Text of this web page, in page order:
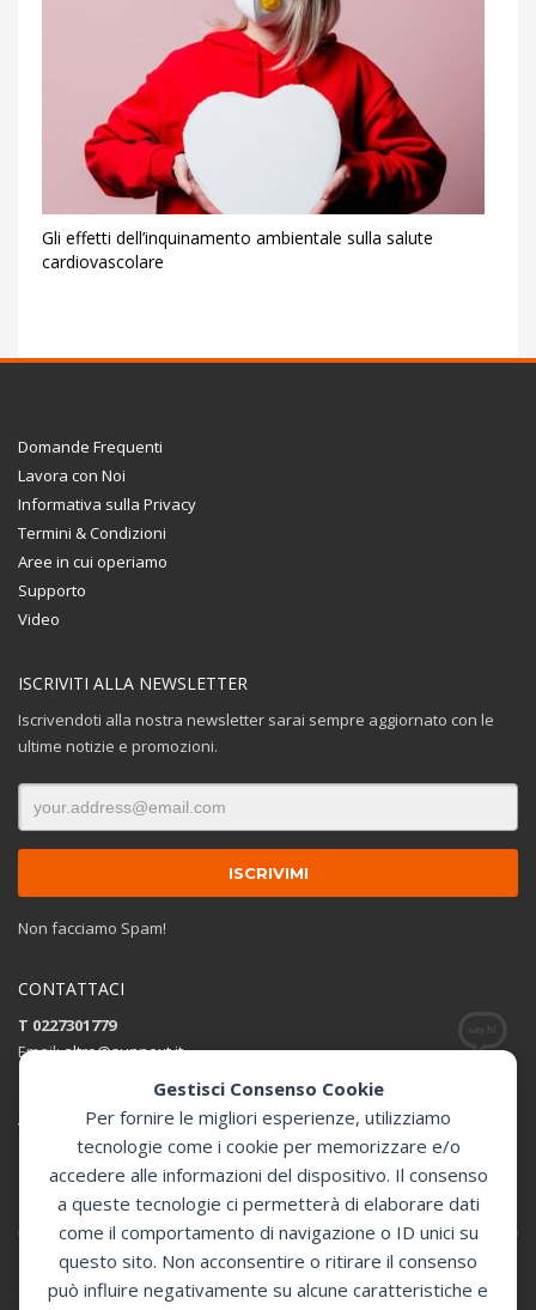
Gestisci Consenso Cookie
Per fornire le migliori esperienze, utilizziamo
tecnologie come i cookie per memorizzare e/o
accedere alle informazioni del dispositivo. Il consenso
a queste tecnologie ci permetterà di elaborare dati
come il comportamento di navigazione o ID unici su
questo sito. Non acconsentire o ritirare il consenso
può influire negativamente su alcune caratteristiche e
Gli effetti dell’inquinamento ambientale sulla salute
cardiovascolare
Domande Frequenti
Lavora con Noi
Informativa sulla Privacy
Termini & Condizioni
Aree in cui operiamo
Supporto
Video
ISCRIVITI ALLA NEWSLETTER
Iscrivendoti alla nostra newsletter sarai sempre aggiornato con le
ultime notizie e promozioni.
Non facciamo Spam!
CONTATTACI
T 0227301779
Email:altro@sunnext.it
Via Perugino 44 , 20093 Cologno Monzese (MI)
Apri in Google Maps
GET SOCIAL